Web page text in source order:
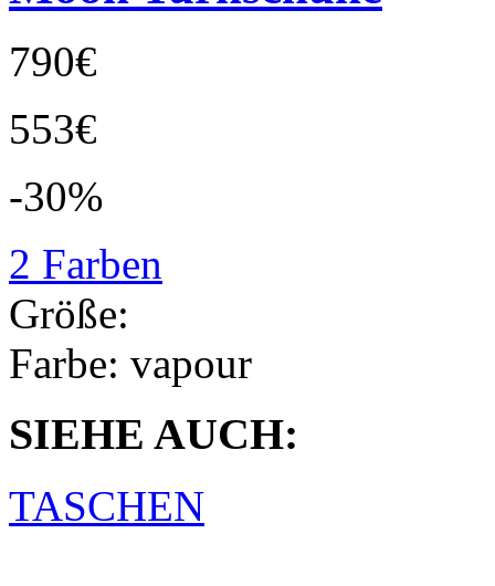
790€
553€
-30%
2 Farben
Größe:
Farbe: vapour
SIEHE AUCH:
TASCHEN